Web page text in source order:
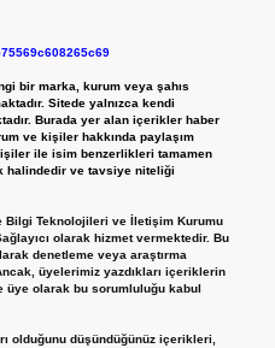
bir marka, kurum veya şahıs
Sitede yalnızca kendi
Burada yer alan içerikler haber
ve kişiler hakkında paylaşım
ile isim benzerlikleri tamamen
halindedir ve tavsiye niteliği
Bilgi Teknolojileri ve İletişim Kurumu
olarak hizmet vermektedir. Bu
denetleme veya araştırma
üyelerimiz yazdıkları içeriklerin
üye olarak bu sorumluluğu kabul
olduğunu düşündüğünüz içerikleri,